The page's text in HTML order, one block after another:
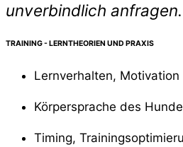
unverbindlich anfragen.
TRAINING - LERNTHEORIEN UND PRAXIS
Lernverhalten, Motivation
Körpersprache des
Timing,